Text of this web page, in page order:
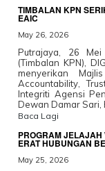
TIMBALAN KPN
EAIC
May 26, 2026
Putrajaya, 26
(Timbalan KPN),
menyerikan
Accountability,
Integriti Agensi
Dewan Damar Sari,
Baca Lagi
PROGRAM
ERAT HUBUNGAN
May 25, 2026